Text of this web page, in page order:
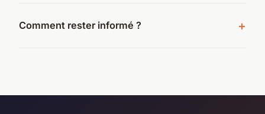
Comment rester informé ?